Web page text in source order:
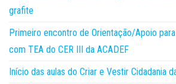
grafite
Primeiro encontro de Orientação/Apoio
com TEA do CER III da ACADEF
Início das aulas do Criar e Vestir Cidadania